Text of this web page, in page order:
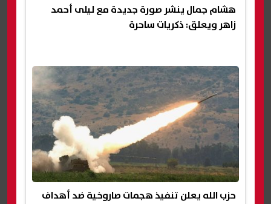
هشام جمال ينشر صورة جديدة مع ليلى أحمد
زاهر ويعلق: ذكريات ساحرة
حزب الله يعلن تنفيذ هجمات صاروخية ضد أهداف